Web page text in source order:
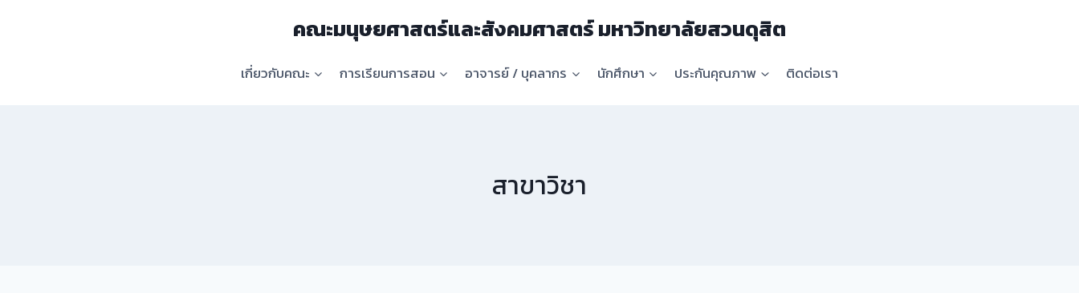
คณะมนุษยศาสตร์และสังคมศาสตร์ มหาวิทยาลัยสวนดุสิต
เกี่ยวกับคณะ การเรียนการสอน อาจารย์ / บุคลากร นักศึกษา ประกันคุณภาพ ติดต่อเรา
สาขาวิชา